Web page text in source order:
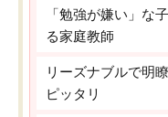
「勉強が嫌い」な
る家庭教師
リーズナブルで明
ピッタリ